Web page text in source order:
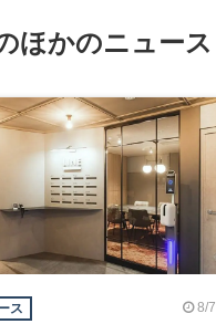
ほかのニュース
ス 8/7